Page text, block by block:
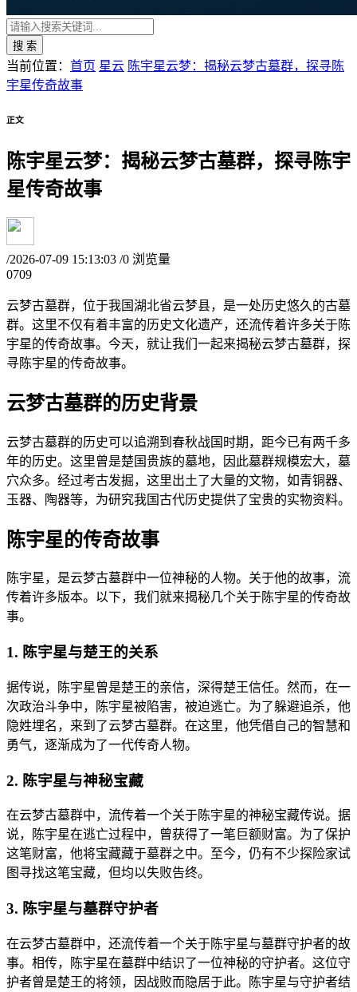
搜 索
当前位置： 首页 星云 陈宇星云梦：揭秘云梦古墓群，探寻陈
宇星传奇故事
正文
陈宇星云梦：揭秘云梦古墓群，探寻陈宇
星传奇故事
/2026-07-09 15:13:03 /0 浏览量
0709
云梦古墓群，位于我国湖北省云梦县，是一处历史悠久的古墓
群。这里不仅有着丰富的历史文化遗产，还流传着许多关于陈
宇星的传奇故事。今天，就让我们一起来揭秘云梦古墓群，探
寻陈宇星的传奇故事。
云梦古墓群的历史背景
云梦古墓群的历史可以追溯到春秋战国时期，距今已有两千多
年的历史。这里曾是楚国贵族的墓地，因此墓群规模宏大，墓
穴众多。经过考古发掘，这里出土了大量的文物，如青铜器、
玉器、陶器等，为研究我国古代历史提供了宝贵的实物资料。
陈宇星的传奇故事
陈宇星，是云梦古墓群中一位神秘的人物。关于他的故事，流
传着许多版本。以下，我们就来揭秘几个关于陈宇星的传奇故
事。
1. 陈宇星与楚王的关系
据传说，陈宇星曾是楚王的亲信，深得楚王信任。然而，在一
次政治斗争中，陈宇星被陷害，被迫逃亡。为了躲避追杀，他
隐姓埋名，来到了云梦古墓群。在这里，他凭借自己的智慧和
勇气，逐渐成为了一代传奇人物。
2. 陈宇星与神秘宝藏
在云梦古墓群中，流传着一个关于陈宇星的神秘宝藏传说。据
说，陈宇星在逃亡过程中，曾获得了一笔巨额财富。为了保护
这笔财富，他将宝藏藏于墓群之中。至今，仍有不少探险家试
图寻找这笔宝藏，但均以失败告终。
3. 陈宇星与墓群守护者
在云梦古墓群中，还流传着一个关于陈宇星与墓群守护者的故
事。相传，陈宇星在墓群中结识了一位神秘的守护者。这位守
护者曾是楚王的将领，因战败而隐居于此。陈宇星与守护者结